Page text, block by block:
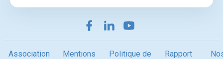
Association
Mentions
Politique de
Rapport